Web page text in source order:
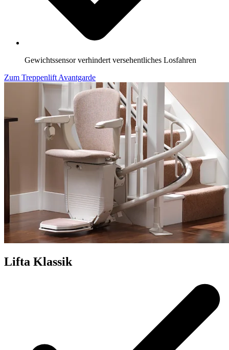
Gewichtssensor verhindert versehentliches Losfahren
Zum Treppenlift Avantgarde
Lifta Klassik